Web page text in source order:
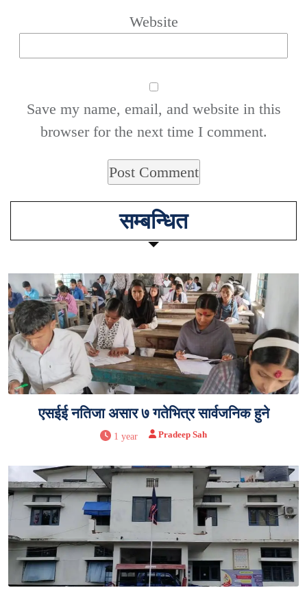
Website
Save my name, email, and website in this
browser for the next time I comment.
सम्बन्धित
एसईई नतिजा असार ७ गतेभित्र सार्वजनिक हुने
1 year Pradeep Sah